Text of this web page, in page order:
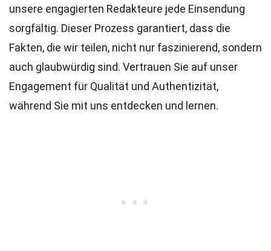
unsere engagierten Redakteure jede Einsendung
sorgfältig. Dieser Prozess garantiert, dass die
Fakten, die wir teilen, nicht nur faszinierend, sondern
auch glaubwürdig sind. Vertrauen Sie auf unser
Engagement für Qualität und Authentizität,
während Sie mit uns entdecken und lernen.